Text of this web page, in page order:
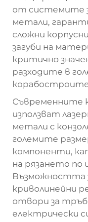
от системите
метали,
сложни
загуби на
критично
разходите в
Съвременните
използват
метали с
големите
компоненти,
на рязането по
Възможността
криволинейни
отвори за
електрически